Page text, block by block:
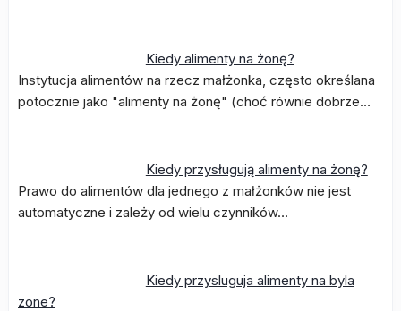
Kiedy alimenty na żonę?
Instytucja alimentów na rzecz małżonka, często określana
potocznie jako "alimenty na żonę" (choć równie dobrze…
Kiedy przysługują alimenty na żonę?
Prawo do alimentów dla jednego z małżonków nie jest
automatyczne i zależy od wielu czynników…
Kiedy przysluguja alimenty na byla
zone?